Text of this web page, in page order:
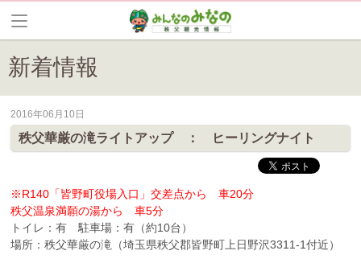
新着情報
皆野町のイベントやお祭り、花情報等の最新情報や観光協会会員情報
2016年06月10日
秩父華厳の滝ライトアップ ： ヒーリングナイト
※R140「皆野町役場入口」交差点から 車20分
秩父温泉満願の湯から 車5分
トイレ：有 駐車場：有（約10台）
場所：秩父華厳の滝（埼玉県秩父郡皆野町上日野沢3311-1付近）